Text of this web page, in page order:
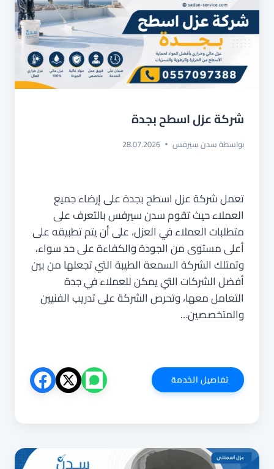
شركة عزل اسطح بجدة
بواسطةسدن سيرفس 28.07.2026
تعمل شركة عزل اسطح بجدة على إرضاء جميع
العملاء حيث تقوم سدن سيرفس بالتعرف على
متطلبات العملاء في العزل، على أن يتم تطبيقه على
أعلى مستوى من الجودة والكفاءة على حد سواء،
وتمتلك الشركة السمعة الطيبة التي تجعلها من بين
أفضل الشركات التي يمكن للعملاء في جدة
التعامل معها، وتحرص الشركة على تدريب الفنيين
والمتخصصين…
تفاصيل الخدمةشركة
عزل